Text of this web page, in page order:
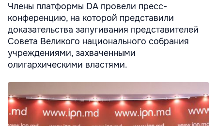
Члены платформы DA провели пресс-
конференцию, на которой представили
доказательства запугивания представителей
Совета Великого национального собрания
учреждениями, захваченными
олигархическими властями.